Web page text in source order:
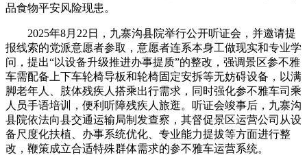
品食物平安风险现患。
2025年8月22日，九寨沟县院举行公开听证会，并邀请提
报线索的党派意愿者参取，意愿者连系本身工做现实和专业学
问，提出“以设备升级推进办事提质”的整改，强调景区参不雅
车需配备上下车轮椅导板和轮椅固定安拆等无妨碍设备，以满
脚老年人、肢体残疾人搭乘出行需求，同时强化参不雅车司乘
人员手语培训，便利听障残疾人旅逛。听证会竣事后，九寨沟
县院依法向县交通运输局制发查察，其督促景区运营公司从设
备尺度化扶植、办事系统优化、专业能力提拔等方面进行整
改，鞭策成立合适特殊群体需求的参不雅车运营系统。